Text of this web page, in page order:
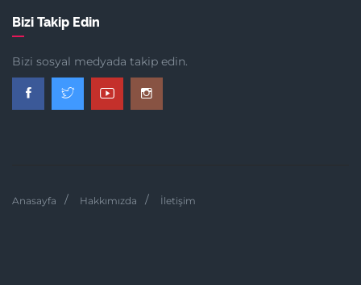
Bizi Takip Edin
Bizi sosyal medyada takip edin.
Anasayfa Hakkımızda İletişim